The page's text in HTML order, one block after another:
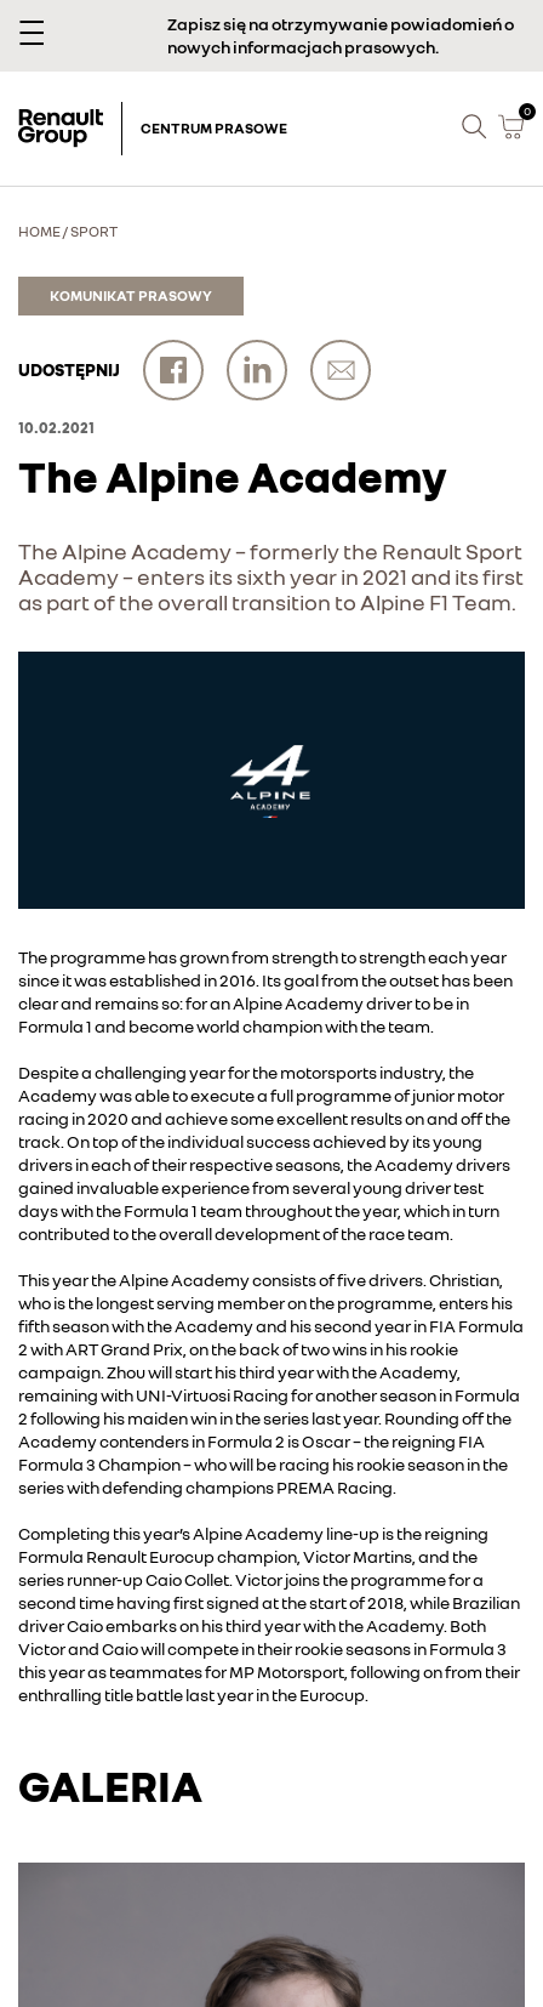
Zapisz się na otrzymywanie powiadomień o
nowych informacjach prasowych.
CENTRUM PRASOWE
0
HOME/SPORT
KOMUNIKAT PRASOWY
UDOSTĘPNIJ
10.02.2021
The Alpine Academy
The Alpine Academy – formerly the Renault Sport
Academy – enters its sixth year in 2021 and its first
as part of the overall transition to Alpine F1 Team.
The programme has grown from strength to strength each year
since it was established in 2016. Its goal from the outset has been
clear and remains so: for an Alpine Academy driver to be in
Formula 1 and become world champion with the team.
Despite a challenging year for the motorsports industry, the
Academy was able to execute a full programme of junior motor
racing in 2020 and achieve some excellent results on and off the
track. On top of the individual success achieved by its young
drivers in each of their respective seasons, the Academy drivers
gained invaluable experience from several young driver test
days with the Formula 1 team throughout the year, which in turn
contributed to the overall development of the race team.
This year the Alpine Academy consists of five drivers. Christian,
who is the longest serving member on the programme, enters his
fifth season with the Academy and his second year in FIA Formula
2 with ART Grand Prix, on the back of two wins in his rookie
campaign. Zhou will start his third year with the Academy,
remaining with UNI-Virtuosi Racing for another season in Formula
2 following his maiden win in the series last year. Rounding off the
Academy contenders in Formula 2 is Oscar – the reigning FIA
Formula 3 Champion – who will be racing his rookie season in the
series with defending champions PREMA Racing.
Completing this year’s Alpine Academy line-up is the reigning
Formula Renault Eurocup champion, Victor Martins, and the
series runner-up Caio Collet. Victor joins the programme for a
second time having first signed at the start of 2018, while Brazilian
driver Caio embarks on his third year with the Academy. Both
Victor and Caio will compete in their rookie seasons in Formula 3
this year as teammates for MP Motorsport, following on from their
enthralling title battle last year in the Eurocup.
GALERIA